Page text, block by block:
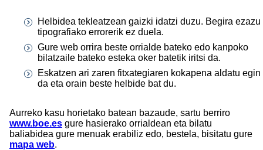
Helbidea tekleatzean gaizki idatzi duzu. Begira ezazu
tipografiako errorerik ez duela.
Gure web orrira beste orrialde bateko edo kanpoko
bilatzaile bateko esteka oker batetik iritsi da.
Eskatzen ari zaren fitxategiaren kokapena aldatu egin
da eta orain beste helbide bat du.
Aurreko kasu horietako batean bazaude, sartu berriro
www.boe.es gure hasierako orrialdean eta bilatu
baliabidea gure menuak erabiliz edo, bestela, bisitatu gure
mapa web.